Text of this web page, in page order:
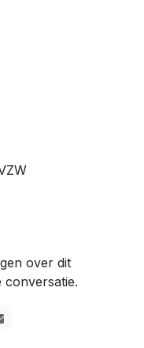
over dit
conversatie.